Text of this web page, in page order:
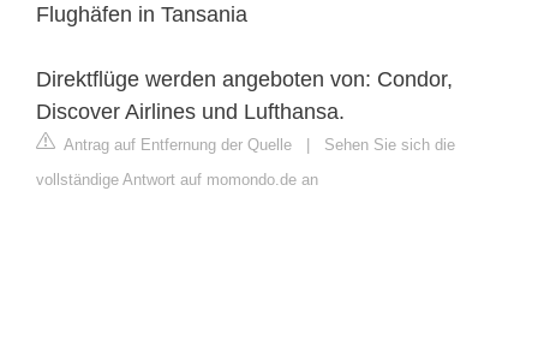
Flughäfen in Tansania
Direktflüge werden angeboten von: Condor,
Discover Airlines und Lufthansa.
Antrag auf Entfernung der Quelle | Sehen Sie sich die
vollständige Antwort auf momondo.de an